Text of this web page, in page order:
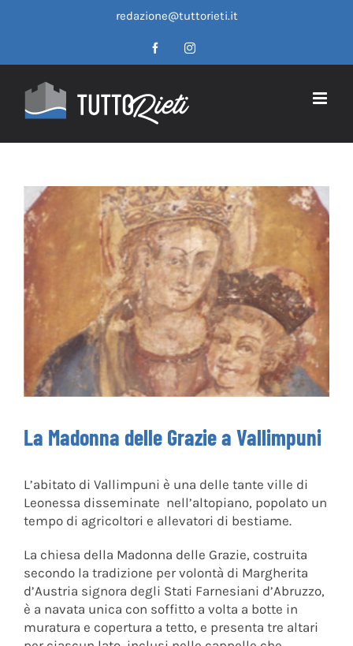
redazione@tuttorieti.it
FacebookInstagram
La Madonna delle Grazie a Vallimpuni
L’abitato di Vallimpuni è una delle tante ville di
Leonessa disseminate nell’altopiano, popolato un
tempo di agricoltori e allevatori di bestiame.
La chiesa della Madonna delle Grazie, costruita
secondo la tradizione per volontà di Margherita
d’Austria signora degli Stati Farnesiani d’Abruzzo,
è a navata unica con soffitto a volta a botte in
muratura e copertura a tetto, e presenta tre altari